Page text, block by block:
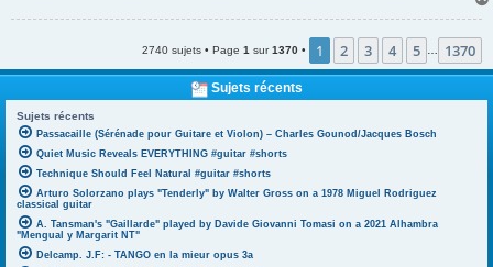
2740 sujets • Page 1 sur1370 • 1 2 3 4 5 1370
Sujets récents
Sujets récents
Passacaille (Sérénade pour Guitare et Violon) – Charles Gounod/Jacques Bosch
Quiet Music Reveals EVERYTHING #guitar #shorts
Technique Should Feel Natural #guitar #shorts
Arturo Solorzano plays "Tenderly" by Walter Gross on a 1978 Miguel Rodriguez
classical guitar
A. Tansman's "Gaillarde" played by Davide Giovanni Tomasi on a 2021 Alhambra
"Mengual y Margarit NT"
Delcamp. J.F: - TANGO en la mieur opus 3a